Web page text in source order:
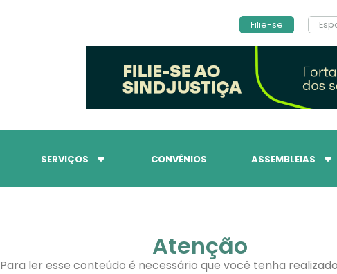
Filie-se
SERVIÇOS CONVÊNIOS ASSEMBLEIAS
Atenção
Para ler esse conteúdo é necessário que você tenha